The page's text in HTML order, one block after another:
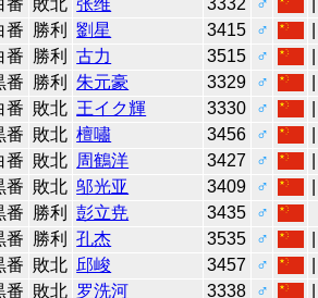
番 勝利 劉星 3415 ♂
番 勝利 古力 3515 ♂
番 勝利 朱元豪 3329 ♂
番 敗北 王イク輝 3330 ♂
番 敗北 檀嘯 3456 ♂
番 敗北 周鶴洋 3427 ♂
番 敗北 邬光亚 3409 ♂
番 勝利 彭立尭 3435
♂
番 勝利 孔杰 3535 ♂
番 敗北 邱峻 3457 ♂
番 敗北 罗洗河 3338 ♂